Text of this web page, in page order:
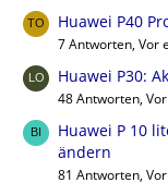
Huawei P40
7 Antworten, Vor
Huawei P30:
48 Antworten,
Huawei P 10
ändern
81 Antworten,